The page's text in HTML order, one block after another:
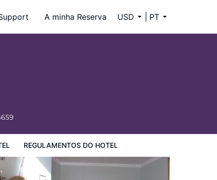
A minha Reserva USD PT
REGULAMENTOS DO HOTEL